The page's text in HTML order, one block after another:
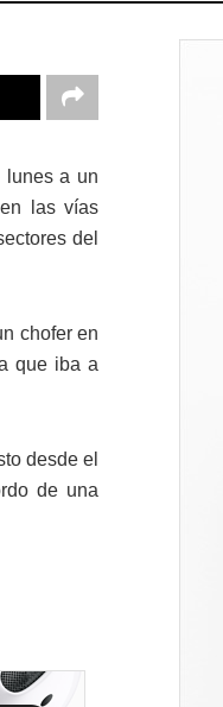
lunes a un
las vías
del
chofer en
que iba a
desde el
de una